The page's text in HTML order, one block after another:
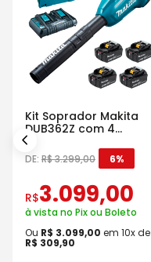
Kit Soprador Makita
DUB362Z com 4
Baterias Carregador e
Maleta
DE: R$3.299,00 6%
R$3.099,00
à vista no Pix ou Boleto
Ou R$ 3.099,00 em 10x de
R$ 309,90